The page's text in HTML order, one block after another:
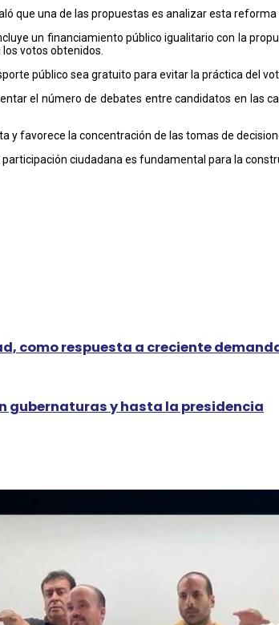
que una de las propuestas es analizar esta
un financiamiento público igualitario con la
votos obtenidos.
público sea gratuito para evitar la práctica del
el número de debates entre candidatos en las
favorece la concentración de las tomas de
ciudadana es fundamental para la
como respuesta a creciente
gubernaturas y hasta la presidencia